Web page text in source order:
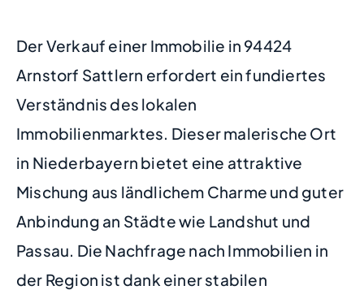
Der Verkauf einer Immobilie in 94424
Arnstorf Sattlern erfordert ein fundiertes
Verständnis des lokalen
Immobilienmarktes. Dieser malerische Ort
in Niederbayern bietet eine attraktive
Mischung aus ländlichem Charme und guter
Anbindung an Städte wie Landshut und
Passau. Die Nachfrage nach Immobilien in
der Region ist dank einer stabilen